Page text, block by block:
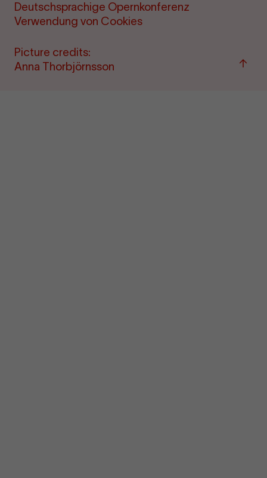
Deutschsprachige Opernkonferenz
Verwendung von Cookies
Picture credits:
Anna Thorbjörnsson
Back